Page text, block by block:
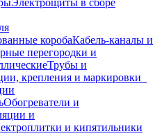
Электрощиты в сборе
коробаКабель-каналы и
перегородки и
Трубы и
крепления и маркировки
Обогреватели и
и
и кипятильники